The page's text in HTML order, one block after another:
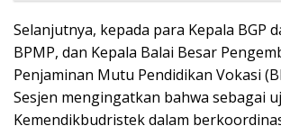
Selanjutnya, kepada para Kepala BGP
BPMP, dan Kepala Balai Besar
Penjaminan Mutu Pendidikan Vokasi
Sesjen mengingatkan bahwa sebagai
Kemendikbudristek dalam